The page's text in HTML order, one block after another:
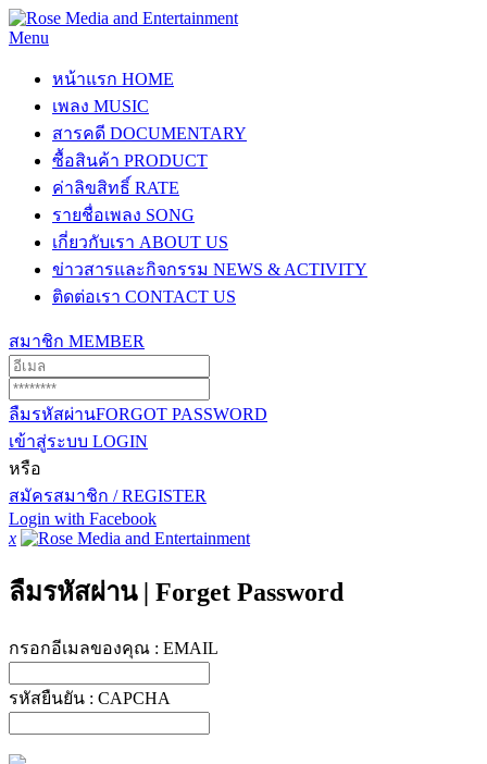
Menu
หน้าแรก HOME
เพลง MUSIC
สารคดี DOCUMENTARY
ซื้อสินค้า PRODUCT
ค่าลิขสิทธิ์ RATE
รายชื่อเพลง SONG
เกี่ยวกับเรา ABOUT US
ข่าวสารและกิจกรรม NEWS & ACTIVITY
ติดต่อเรา CONTACT US
สมาชิก MEMBER
ลืมรหัสผ่านFORGOT PASSWORD
เข้าสู่ระบบ LOGIN
หรือ
สมัครสมาชิก / REGISTER
Login with Facebook
x
ลืมรหัสผ่าน | Forget Password
กรอกอีเมลของคุณ : EMAIL
รหัสยืนยัน : CAPCHA